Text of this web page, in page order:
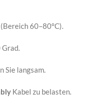
60–80°C).
Sie langsam.
Kabel zu belasten.